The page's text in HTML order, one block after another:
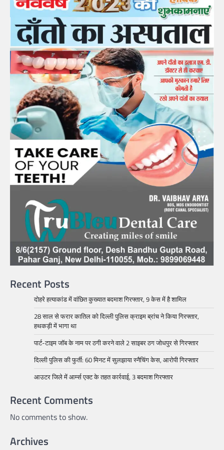
Recent Posts
दोहरे हत्याकांड में वांछित कुख्यात बदमाश गिरफ्तार, 9 केस में है शामिल
28 साल से फरार कातिल को दिल्ली पुलिस क्राइम ब्रांच ने किया गिरफ्तार,
हथकड़ी में भागा था
पार्ट-टाइम जॉब के नाम पर ठगी करने वाले 2 साइबर ठग जोधपुर से गिरफ्तार
दिल्ली पुलिस की फुर्ती: 60 मिनट में सुलझाया स्नैचिंग केस, आरोपी गिरफ्तार
आउटर जिले में आर्म्स एक्ट के तहत कार्रवाई, 3 बदमाश गिरफ्तार
Recent Comments
No comments to show.
Archives